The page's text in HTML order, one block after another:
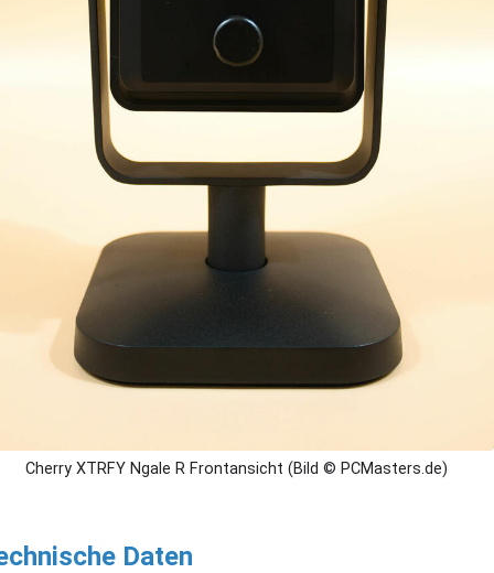
Cherry XTRFY Ngale R Frontansicht (Bild © PCMasters.de)
Daten